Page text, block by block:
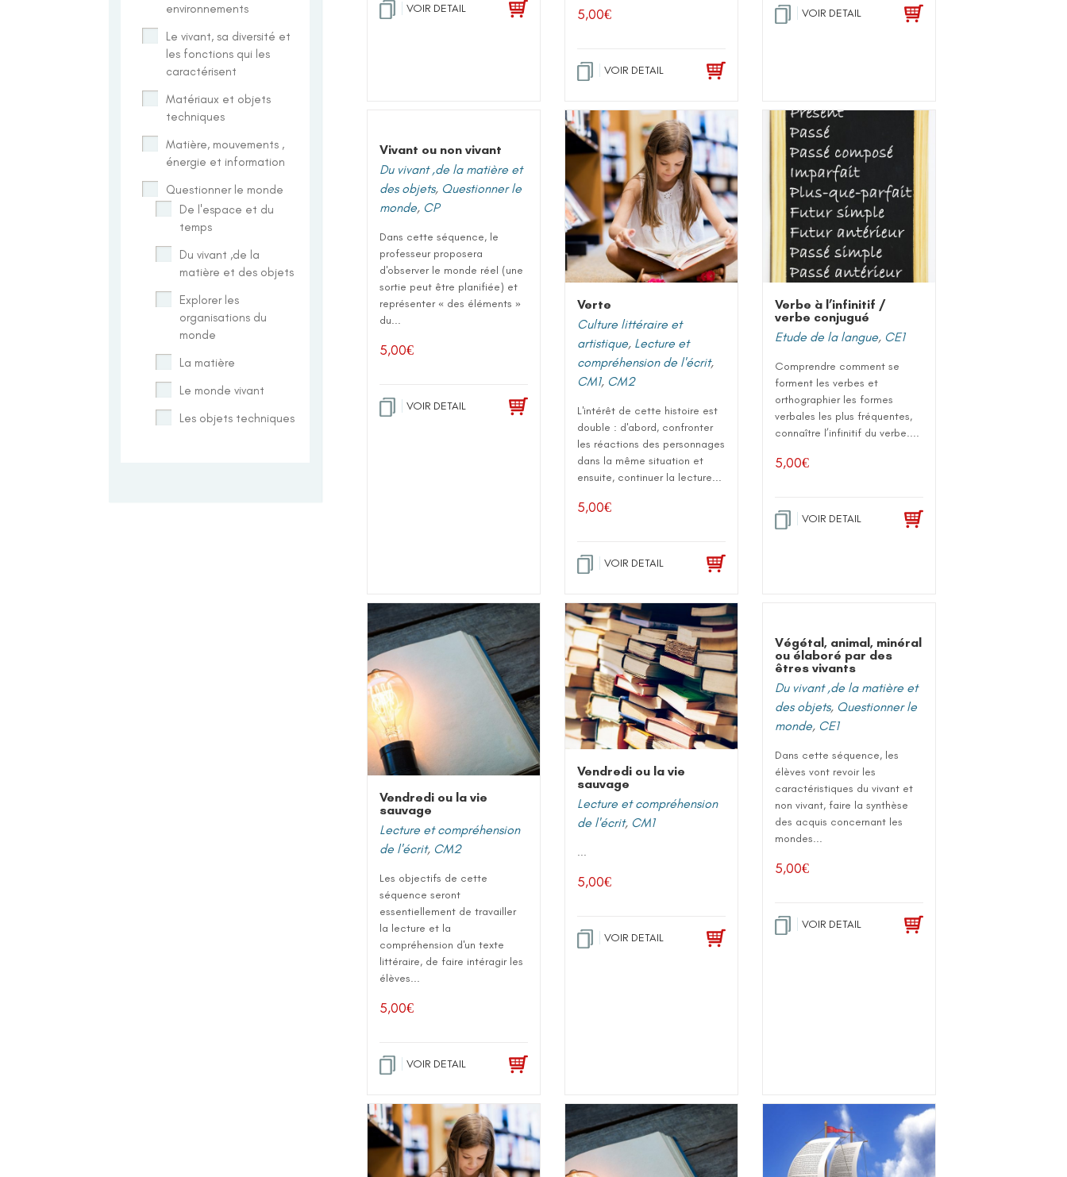
VOIR DETAIL 5,00€
VOIR DETAIL
VOIR DETAIL
Vivant ou non vivant
Du vivant ,de la matière et
des objets, Questionner le
monde, CP
Dans cette séquence, le
professeur proposera
d'observer le monde réel (une
sortie peut être planifiée) et
représenter « des éléments »
du...
5,00€
VOIR DETAIL
Verte
Culture littéraire et
artistique, Lecture et
compréhension de l'écrit,
CM1, CM2
L'intérêt de cette histoire est
double : d'abord, confronter
les réactions des personnages
dans la même situation et
ensuite, continuer la lecture...
5,00€
VOIR DETAIL
Verbe à l’infinitif /
verbe conjugué
Etude de la langue, CE1
Comprendre comment se
forment les verbes et
orthographier les formes
verbales les plus fréquentes,
connaître l’infinitif du verbe....
5,00€
VOIR DETAIL
Vendredi ou la vie
sauvage
Lecture et compréhension
de l'écrit, CM2
Les objectifs de cette
séquence seront
essentiellement de travailler
la lecture et la
compréhension d'un texte
littéraire, de faire intéragir les
élèves...
5,00€
VOIR DETAIL
Vendredi ou la vie
sauvage
Lecture et compréhension
de l'écrit, CM1
...
5,00€
VOIR DETAIL
Végétal, animal, minéral
ou élaboré par des
êtres vivants
Du vivant ,de la matière et
des objets, Questionner le
monde, CE1
Dans cette séquence, les
élèves vont revoir les
caractéristiques du vivant et
non vivant, faire la synthèse
des acquis concernant les
mondes...
5,00€
VOIR DETAIL
environnements
Le vivant, sa diversité et
les fonctions qui les
caractérisent
Matériaux et objets
techniques
Matière, mouvements ,
énergie et information
Questionner le monde
De l'espace et du
temps
Du vivant ,de la
matière et des objets
Explorer les
organisations du
monde
La matière
Le monde vivant
Les objets techniques